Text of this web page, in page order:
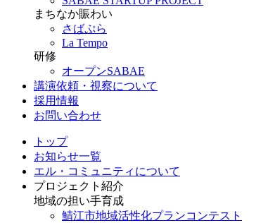
まちなか賑わい
さばぷら
La Tempo
研修
オープンSABAE
講演依頼・視察について
採用情報
お問い合わせ
トップ
お知らせ一覧
エル・コミュニティについて
プロジェクト紹介
地域の担い手育成
鯖江市地域活性化プランコンテスト